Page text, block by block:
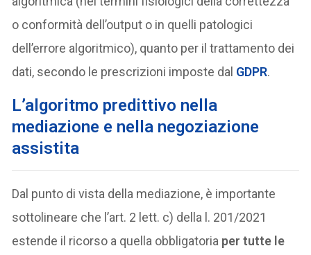
o conformità dell’output o in quelli patologici
dell’errore algoritmico), quanto per il trattamento dei
dati, secondo le prescrizioni imposte dal GDPR.
L’algoritmo predittivo nella
mediazione e nella negoziazione
assistita
Dal punto di vista della mediazione, è importante
sottolineare che l’art. 2 lett. c) della l. 201/2021
estende il ricorso a quella obbligatoria per tutte le